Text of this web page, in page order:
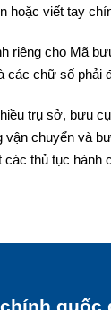
hoặc viết tay
riêng cho Mã
các chữ số phải
trụ sở, bưu
vận chuyển và
thủ tục hành